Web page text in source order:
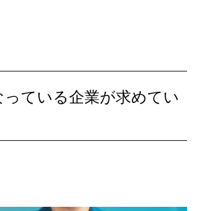
っている企業が求めてい